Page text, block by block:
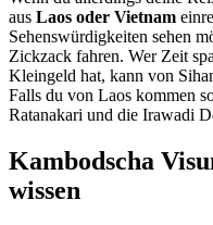
aus Laos oder Vietnam
Sehenswürdigkeiten sehen
Zickzack fahren. Wer Zeit
Kleingeld hat, kann von
Falls du von Laos kommen
Ratanakari und die Irawadi
Kambodscha
wissen